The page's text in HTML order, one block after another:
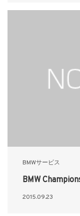
BMWサービス
BMW
2015.09.23